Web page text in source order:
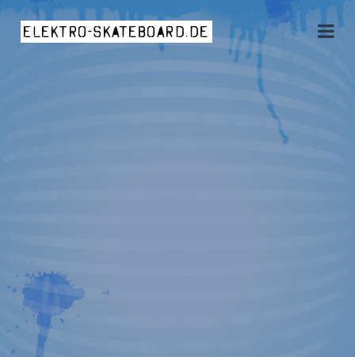
elektro-skateboard.de